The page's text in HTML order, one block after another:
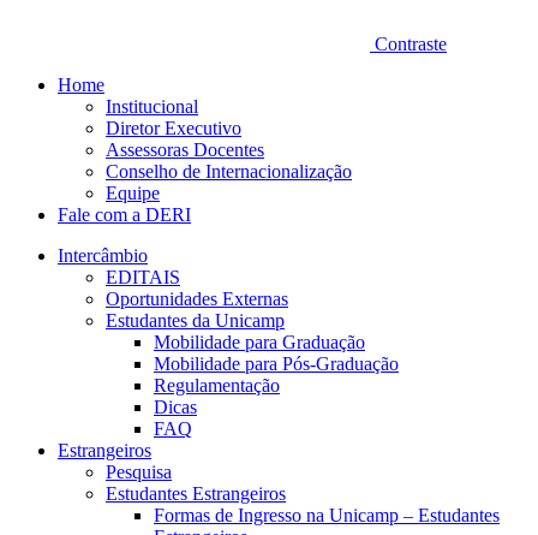
Contraste
Home
Institucional
Diretor Executivo
Assessoras Docentes
Conselho de Internacionalização
Equipe
Fale com a DERI
Intercâmbio
EDITAIS
Oportunidades Externas
Estudantes da Unicamp
Mobilidade para Graduação
Mobilidade para Pós-Graduação
Regulamentação
Dicas
FAQ
Estrangeiros
Pesquisa
Estudantes Estrangeiros
Formas de Ingresso na Unicamp – Estudantes